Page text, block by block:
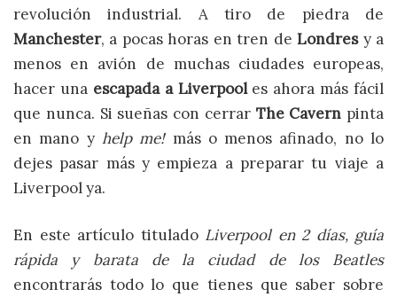
revolución industrial. A tiro de piedra de
Manchester, a pocas horas en tren deLondresy a
menos en avión de muchas ciudades europeas,
hacer una escapada a Liverpooles ahora más fácil
que nunca. Si sueñas con cerrar The Cavern pinta
en mano y help me!más o menos afinado, no lo
dejes pasar más y empieza a preparar tu viaje a
Liverpool ya.
En este artículo titulado Liverpool en 2 días, guía
rápida y barata de la ciudad de los Beatles
encontrarás todo lo que tienes que saber sobre